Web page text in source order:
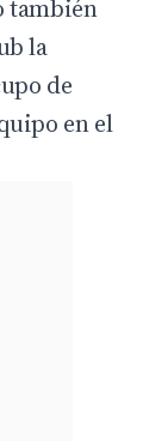
también
la
de
en el